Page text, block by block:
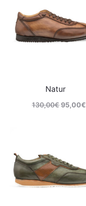
Natur
130,00€95,00€